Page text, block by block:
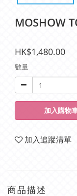
MOSHOW
HK$1,480.00
數量
加入購物
加入追蹤清單
商品描述